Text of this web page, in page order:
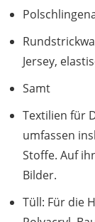
Jersey,
Samt
Textilien für
umfassen
Stoffe. Auf
Bilder.
Tüll: Für die